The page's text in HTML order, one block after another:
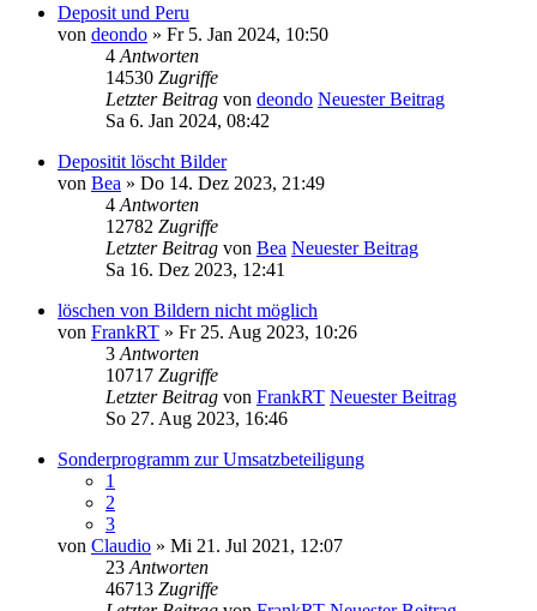
Deposit und Peru
von deondo » Fr 5. Jan 2024, 10:50
4 Antworten
14530 Zugriffe
Letzter Beitrag von deondo Neuester Beitrag
Sa 6. Jan 2024, 08:42
Depositit löscht Bilder
von Bea » Do 14. Dez 2023, 21:49
4 Antworten
12782 Zugriffe
Letzter Beitrag von Bea Neuester Beitrag
Sa 16. Dez 2023, 12:41
löschen von Bildern nicht möglich
von FrankRT » Fr 25. Aug 2023, 10:26
3 Antworten
10717 Zugriffe
Letzter Beitrag von FrankRT Neuester Beitrag
So 27. Aug 2023, 16:46
Sonderprogramm zur Umsatzbeteiligung
1
2
3
von Claudio » Mi 21. Jul 2021, 12:07
23 Antworten
46713 Zugriffe